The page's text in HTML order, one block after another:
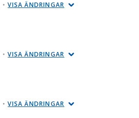
•VISA ÄNDRINGAR
•VISA ÄNDRINGAR
•VISA ÄNDRINGAR